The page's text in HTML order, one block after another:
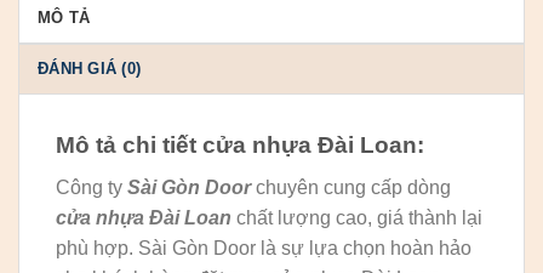
MÔ TẢ
ĐÁNH GIÁ (0)
Mô tả chi tiết cửa nhựa Đài Loan:
Công ty Sài Gòn Doorchuyên cung cấp dòng
cửa nhựa Đài Loan chất lượng cao, giá thành lại
phù hợp. Sài Gòn Door là sự lựa chọn hoàn hảo